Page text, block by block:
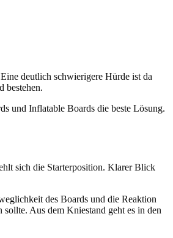
deutlich schwierigere Hürde ist da
bestehen.
und Inflatable Boards die beste Lösung.
sich die Starterposition. Klarer Blick
des Boards und die Reaktion
Aus dem Kniestand geht es in den